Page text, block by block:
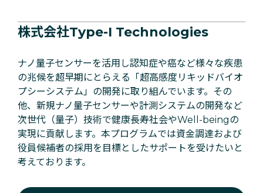
株式会社Type-I Technologies
ナノ量子センサーを活用し認知症や癌など様々な疾患
の兆候を超早期にとらえる「超高感度リキッドバイオ
プシーシステム」の開発に取り組んでいます。その
他、新規ナノ量子センサーや計測システムの開発など
次世代（量子）技術で健康長寿社会やWell-beingの
実現に貢献します。本プログラムでは資金調達および
役員候補者の採用を目標としたサポートを受けたいと
考えております。